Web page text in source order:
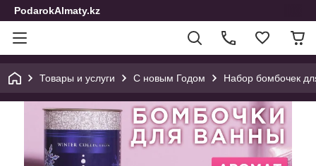
PodarokAlmaty.kz
Товары и услуги С новым Годом Набор бомбочек